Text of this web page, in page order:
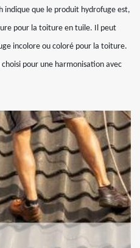
indique que le produit hydrofuge est,
pour la toiture en tuile. Il peut
incolore ou coloré pour la toiture.
pour une harmonisation avec